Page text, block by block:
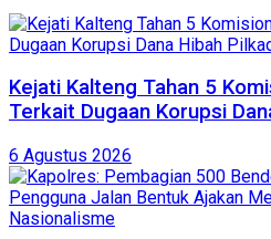
Kejati Kalteng Tahan 5
Terkait Dugaan Korupsi
6 Agustus 2026